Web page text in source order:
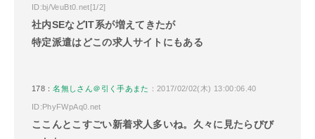
ID:bj/VeuBt0.net[1/2]
社内SEなどIT系が増えてきたが
特定派遣はどこの求人サイトにもある
178：名無しさん＠引く手あまた ：2017/02/02(木) 13:00:06.40
ID:PhyFWpAq0.net
ここんとこすごい新着求人多いね。久々に見たらびび